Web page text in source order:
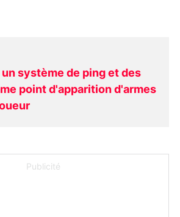
un système de ping et des
point d'apparition d'armes
Publicité